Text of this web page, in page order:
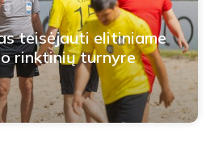
teisėjauti elitiniame
rinktinių turnyre